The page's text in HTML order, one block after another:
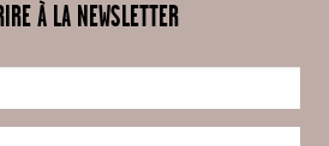
À LA NEWSLETTER